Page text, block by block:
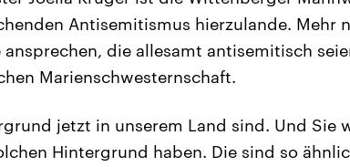
Antisemitismus hierzulande. Mehr
die allesamt antisemitisch
Marienschwesternschaft.
jetzt in unserem Land sind. Und Sie
Hintergrund haben. Die sind so